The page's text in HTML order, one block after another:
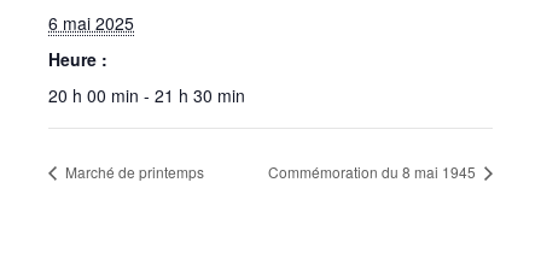
6 mai 2025
Heure :
20 h 00 min - 21 h 30 min
Marché de printemps Commémoration du 8 mai 1945